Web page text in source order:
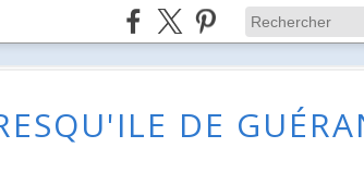
DE